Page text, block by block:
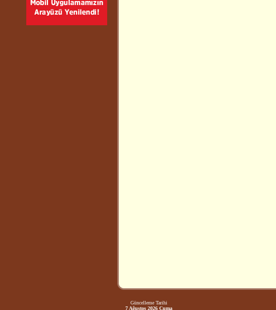
Güncelleme Tarihi
7 Ağustos 2026 Cuma